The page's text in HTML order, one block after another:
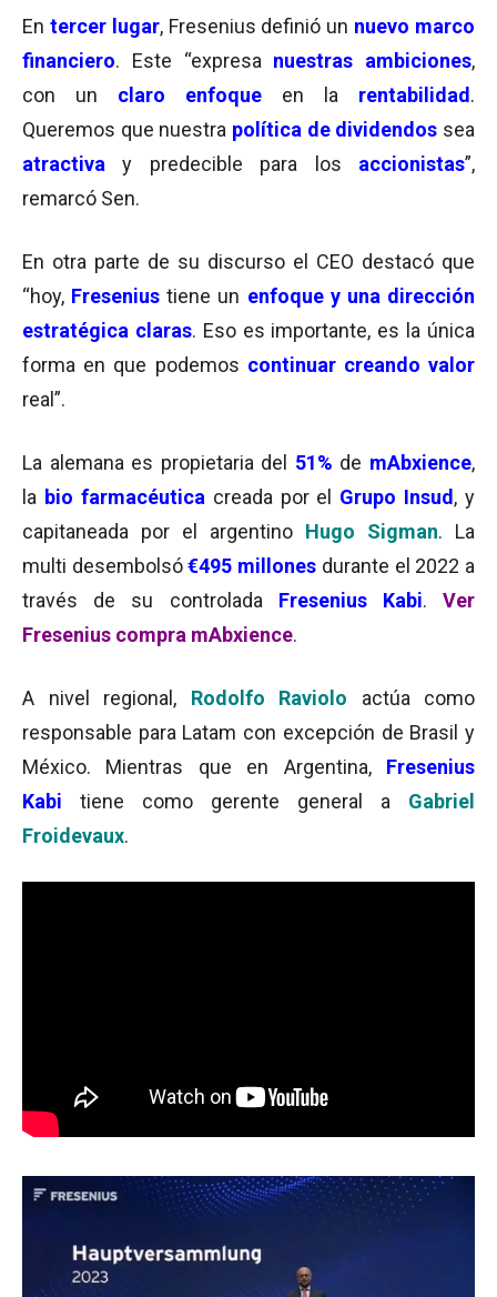
En tercer lugar, Fresenius definió un nuevo marco
financiero. Este “expresa nuestras ambiciones,
con un claro enfoque en la rentabilidad .
Queremos que nuestra política de dividendos sea
atractiva y predecible para los accionistas”,
remarcó Sen.
En otra parte de su discurso el CEO destacó que
“hoy, Fresenius tiene un enfoque y una dirección
estratégica claras. Eso es importante, es la única
forma en que podemos continuar creando valor
real”.
La alemana es propietaria del 51% de mAbxience,
la bio farmacéutica creada por el Grupo Insud , y
capitaneada por el argentino Hugo Sigman. La
multi desembolsó€495 millones durante el 2022 a
través de su controlada Fresenius Kabi.
Ver
Fresenius compra mAbxience.
A nivel regional, Rodolfo Raviolo actúa como
responsable para Latam con excepción de Brasil y
México. Mientras que en Argentina,
Fresenius
Kabi tiene como gerente general a
Gabriel
Froidevaux.